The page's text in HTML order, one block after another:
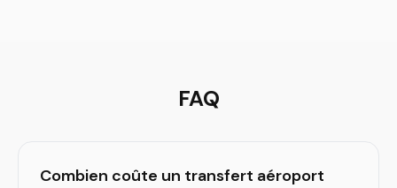
FAQ
Combien coûte un transfert aéroport